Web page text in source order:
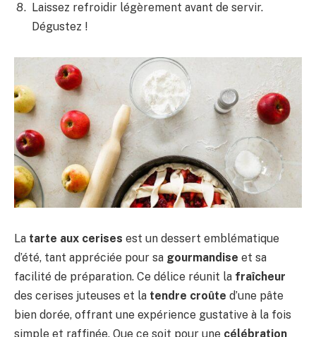
Laissez refroidir légèrement avant de servir.
Dégustez !
La tarte aux cerises est un dessert emblématique
d’été, tant appréciée pour sa gourmandise et sa
facilité de préparation. Ce délice réunit la fraîcheur
des cerises juteuses et la tendre croûte d’une pâte
bien dorée, offrant une expérience gustative à la fois
simple et raffinée. Que ce soit pour une célébration